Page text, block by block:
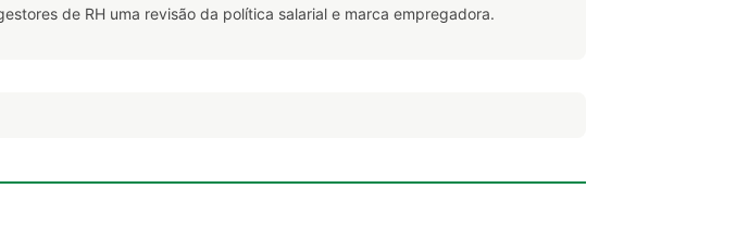
de RH uma revisão da política salarial e marca empregadora.